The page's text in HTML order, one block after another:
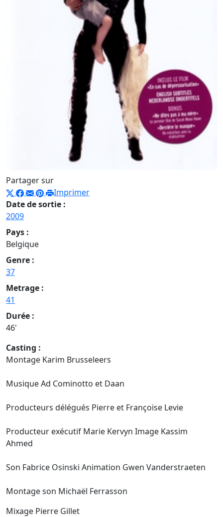
Partager sur
Imprimer
Date de sortie :
2009
Pays :
Belgique
Genre :
37
Metrage :
41
Durée :
46'
Casting :
Montage Karim Brusseleers
Musique Ad Cominotto et Daan
Producteurs délégués Pierre et Françoise Levie
Producteur exécutif Marie Kervyn Image Kassim
Ahmed
Son Fabrice Osinski Animation Gwen Vanderstraeten
Montage son Michaël Ferrasson
Mixage Pierre Gillet